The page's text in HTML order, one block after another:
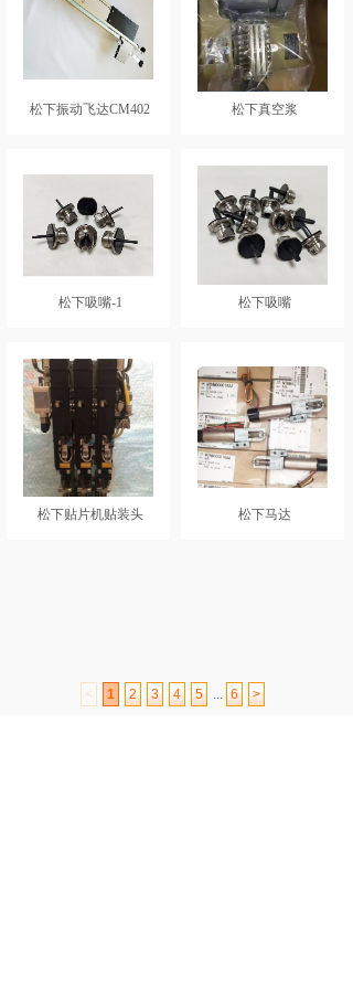
松下振动飞达CM402 松下真空浆
松下吸嘴-1 松下吸嘴
松下贴片机贴装头 松下马达
< 1 2 3 4 5 ... 6 >